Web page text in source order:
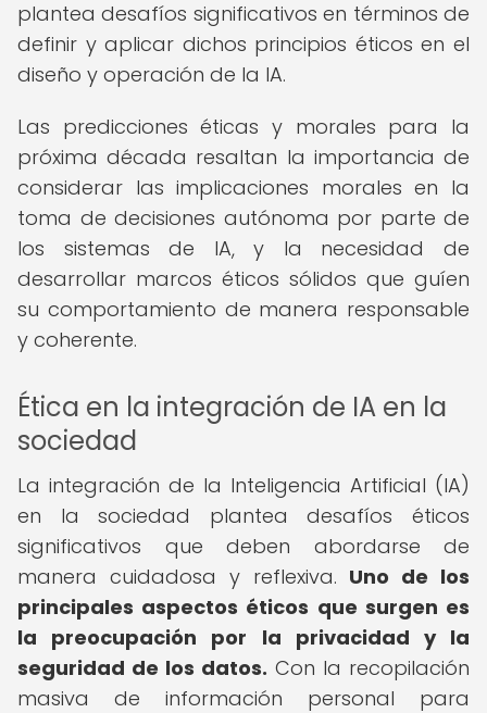
plantea desafíos significativos en términos de
definir y aplicar dichos principios éticos en el
diseño y operación de la IA.
Las predicciones éticas y morales para la
próxima década resaltan la importancia de
considerar las implicaciones morales en la
toma de decisiones autónoma por parte de
los sistemas de IA, y la necesidad de
desarrollar marcos éticos sólidos que guíen
su comportamiento de manera responsable
y coherente.
Ética en la integración de IA en la
sociedad
La integración de la Inteligencia Artificial (IA)
en la sociedad plantea desafíos éticos
significativos que deben abordarse de
manera cuidadosa y reflexiva. Uno de los
principales aspectos éticos que surgen es
la preocupación por la privacidad y la
seguridad de los datos. Con la recopilación
masiva de información personal para